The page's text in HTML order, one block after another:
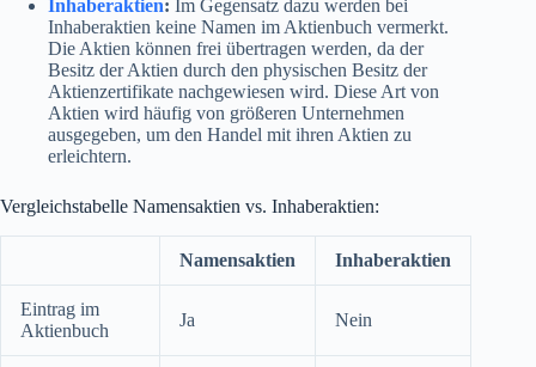
Inhaberaktien: Im Gegensatz dazu werden bei
Inhaberaktien keine Namen im Aktienbuch vermerkt.
Die Aktien können frei übertragen werden, da der
Besitz der Aktien durch den physischen Besitz der
Aktienzertifikate nachgewiesen wird. Diese Art von
Aktien wird häufig von größeren Unternehmen
ausgegeben, um den Handel mit ihren Aktien zu
erleichtern.
Vergleichstabelle Namensaktien vs. Inhaberaktien:
Namensaktien Inhaberaktien
Eintrag im
Aktienbuch
Ja Nein